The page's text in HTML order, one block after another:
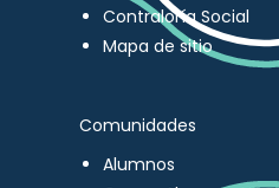
Contraloría Social
Mapa de sitio
Comunidades
Alumnos